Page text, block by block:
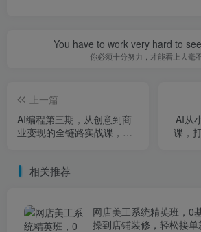
You have to work very hard to
你必须十分努力，才能看上去毫
上一篇
AI编程第三期，从创意到商
业变现的全链路实战课，真
AI从
课，
相关推荐
网店美工系统精英班，0
操到店铺装修，轻松接单